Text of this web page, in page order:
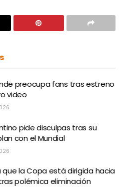
preocupa fans tras estreno
video
pide disculpas tras su
con el Mundial
que la Copa está dirigida hacia
polémica eliminación